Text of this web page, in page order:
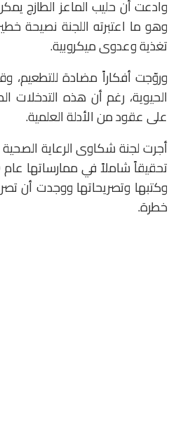
وادعت أن حليب الماعز الطازج
وهو ما اعتبرته اللجنة نصيحة
تغذية وعدوى ميكروبية.
وروّجت أفكاراً مضادة للتطعيم،
الحيوية، رغم أن هذه التدخلات
على عقود من الأدلة العلمية.
وكتبها وتصريحاتها ووجدت أن
خطرة.